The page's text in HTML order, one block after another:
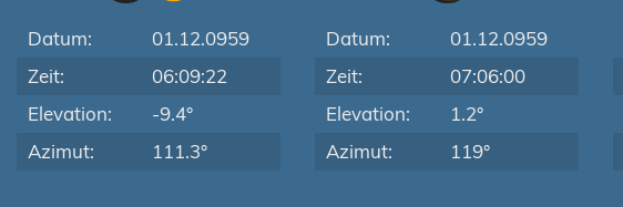
Datum:
01.12.0959
Zeit:
06:09:22
Elevation:
-9.4°
Azimut:
111.3°
Datum:
01.12.0959
Zeit:
07:06:00
Elevation:
1.2°
Azimut:
119°